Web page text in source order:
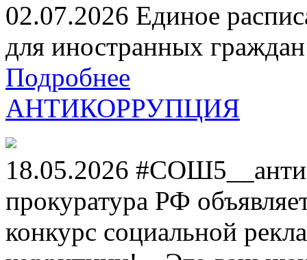
02.07.2026 Единое
для иностранных
Подробнее
АНТИКОРРУПЦИЯ
18.05.2026
прокуратура РФ
конкурс социальной